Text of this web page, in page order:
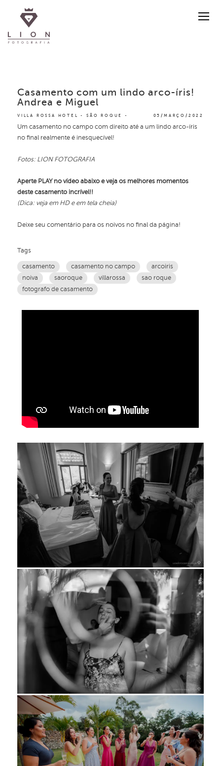
VILLA ROSSA HOTEL - SÃO ROQUE 05/MARÇO/2022
Casamento com um lindo arco-íris!
Andrea e Miguel
Um casamento no campo com direito até a um lindo arco-íris
no final realmente é inesquecível!
Fotos: LION FOTOGRAFIA
Aperte PLAY no vídeo abaixo e veja os melhores momentos
deste casamento incrível!!
(Dica: veja em HD e em tela cheia)
Deixe seu comentário para os noivos no final da página!
Tags
casamento casamento no campo
arcoiris
noiva
saoroque villarossa
sao roque
fotografo de casamento